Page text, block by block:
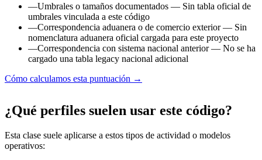
—Umbrales o tamaños documentados — Sin tabla oficial de
umbrales vinculada a este código
—Correspondencia aduanera o de comercio exterior— Sin
nomenclatura aduanera oficial cargada para este proyecto
—Correspondencia con sistema nacional anterior— No se ha
cargado una tabla legacy nacional adicional
Cómo calculamos esta puntuación →
¿Qué perfiles suelen usar este código?
Esta clase suele aplicarse a estos tipos de actividad o modelos
operativos: